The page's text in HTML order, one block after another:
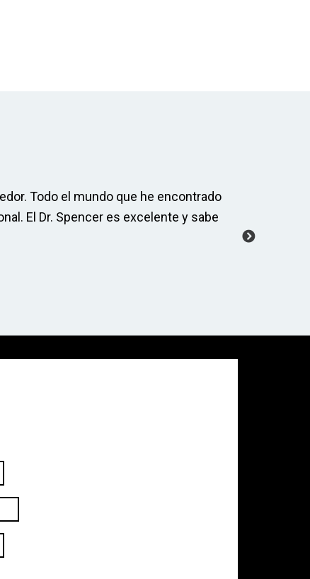
Todo el mundo que he encontrado
El Dr. Spencer es excelente y sabe
trabajo